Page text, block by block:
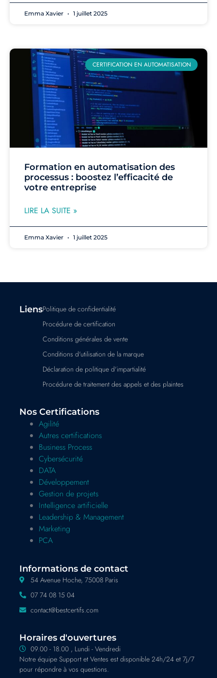
Emma Xavier 1 juillet 2025
CERTIFICATION EN AUTOMATISATION
Formation en automatisation des
processus : boostez l’efficacité de
votre entreprise
LIRE LA SUITE »
Emma Xavier 1 juillet 2025
LiensPolitique de confidentialité
Procédure de certification
Conditions générales de vente
Conditions d'utilisation de la marque
Déclaration de politique d'impartialité
Procédure de traitement des appels et des plaintes
Nos Certifications
Agilité
Autres certifications
Business Process
Cybersécurité
DATA
Développement
Gestion de projets
Intelligence artificielle
Leadership & Management
Marketing
PCA
Informations de contact
54 Avenue Hoche, 75008 Paris
07 74 08 15 04
contact@bestcertifs.com
Horaires d'ouvertures
09.00 - 18.00 , Lundi - Vendredi
Notre équipe Support et Ventes est disponible 24h/24 et 7j/7
pour répondre à vos questions.